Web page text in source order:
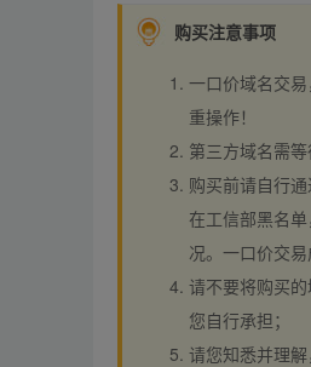
购买注意事项
一口价域名交
重操作！
第三方域名需
购买前请自行
在工信部黑名
况。一口价交
请不要将购买
您自行承担；
请您知悉并理